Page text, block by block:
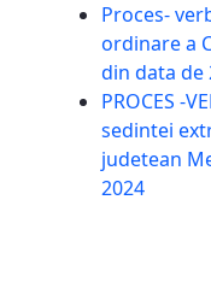
Proces-
ordinare a
din data de
PROCES -
sedintei
judetean
2024